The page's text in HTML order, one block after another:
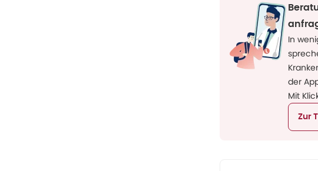
In
der
Mit
Zur